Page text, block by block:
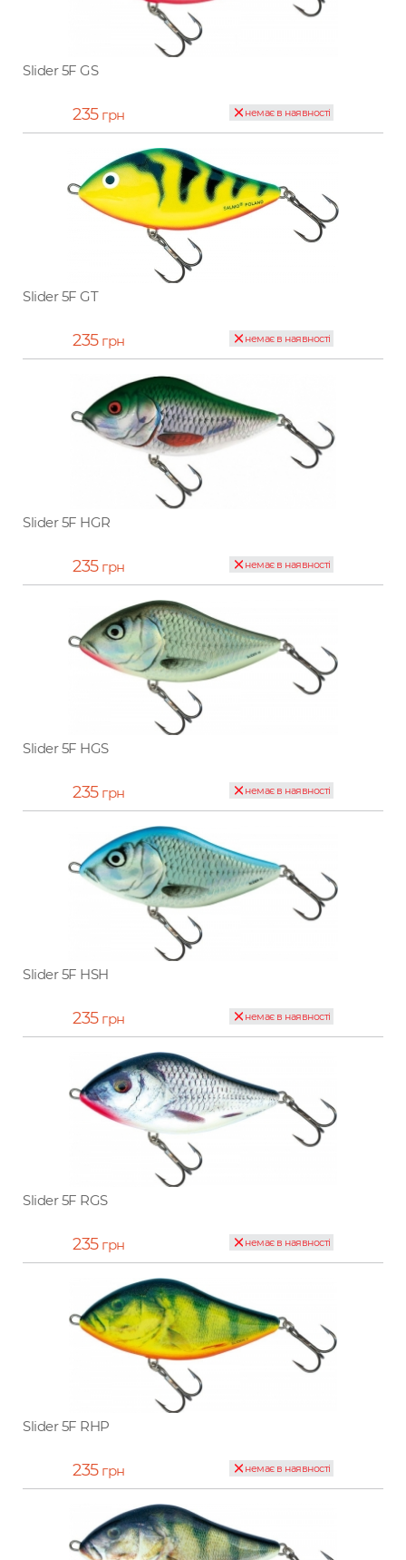
Slider 5F GS
235грн немає в наявності
Slider 5F GT
235грн немає в наявності
Slider 5F HGR
235грн немає в наявності
Slider 5F HGS
235грн немає в наявності
Slider 5F HSH
235грн немає в наявності
Slider 5F RGS
235грн немає в наявності
Slider 5F RHP
235грн немає в наявності